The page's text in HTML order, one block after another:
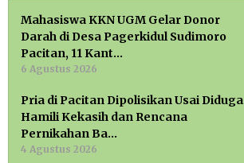
Mahasiswa KKN UGM Gelar Donor
Darah di Desa Pagerkidul Sudimoro
Pacitan, 11 Kant…
6 Agustus 2026
Pria di Pacitan Dipolisikan Usai Diduga
Hamili Kekasih dan Rencana
Pernikahan Ba…
4 Agustus 2026